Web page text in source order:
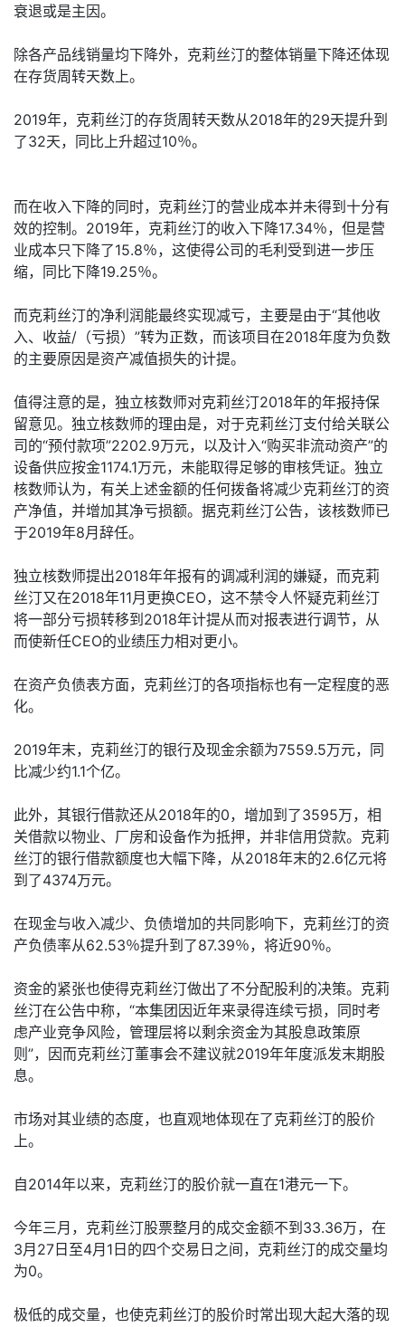
衰退或是主因。
除各产品线销量均下降外，克莉丝汀的整体销量下降还体现
在存货周转天数上。
2019年，克莉丝汀的存货周转天数从2018年的29天提升到
了32天，同比上升超过10％。
而在收入下降的同时，克莉丝汀的营业成本并未得到十分有
效的控制。2019年，克莉丝汀的收入下降17.34％，但是营
业成本只下降了15.8％，这使得公司的毛利受到进一步压
缩，同比下降19.25％。
而克莉丝汀的净利润能最终实现减亏，主要是由于“其他收
入、收益/（亏损）”转为正数，而该项目在2018年度为负数
的主要原因是资产减值损失的计提。
值得注意的是，独立核数师对克莉丝汀2018年的年报持保
留意见。独立核数师的理由是，对于克莉丝汀支付给关联公
司的“预付款项”2202.9万元，以及计入“购买非流动资产”的
设备供应按金1174.1万元，未能取得足够的审核凭证。独立
核数师认为，有关上述金额的任何拨备将减少克莉丝汀的资
产净值，并增加其净亏损额。据克莉丝汀公告，该核数师已
于2019年8月辞任。
独立核数师提出2018年年报有的调减利润的嫌疑，而克莉
丝汀又在2018年11月更换CEO，这不禁令人怀疑克莉丝汀
将一部分亏损转移到2018年计提从而对报表进行调节，从
而使新任CEO的业绩压力相对更小。
在资产负债表方面，克莉丝汀的各项指标也有一定程度的恶
化。
2019年末，克莉丝汀的银行及现金余额为7559.5万元，同
比减少约1.1个亿。
此外，其银行借款还从2018年的0，增加到了3595万，相
关借款以物业、厂房和设备作为抵押，并非信用贷款。克莉
丝汀的银行借款额度也大幅下降，从2018年末的2.6亿元将
到了4374万元。
在现金与收入减少、负债增加的共同影响下，克莉丝汀的资
产负债率从62.53％提升到了87.39％，将近90％。
资金的紧张也使得克莉丝汀做出了不分配股利的决策。克莉
丝汀在公告中称，“本集团因近年来录得连续亏损，同时考
虑产业竞争风险，管理层将以剩余资金为其股息政策原
则”，因而克莉丝汀董事会不建议就2019年年度派发末期股
息。
市场对其业绩的态度，也直观地体现在了克莉丝汀的股价
上。
自2014年以来，克莉丝汀的股价就一直在1港元一下。
今年三月，克莉丝汀股票整月的成交金额不到33.36万，在
3月27日至4月1日的四个交易日之间，克莉丝汀的成交量均
为0。
极低的成交量，也使克莉丝汀的股价时常出现大起大落的现